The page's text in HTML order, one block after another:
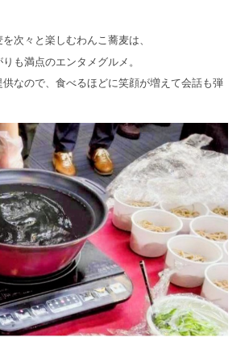
次々と楽しむわんこ蕎麦は、
も満点のエンタメグルメ。
なので、食べるほどに笑顔が増えて会話も弾